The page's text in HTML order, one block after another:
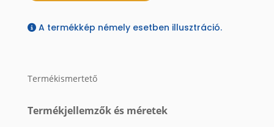
A termékkép némely esetben illusztráció.
Termékismertető
Termékjellemzők és méretek